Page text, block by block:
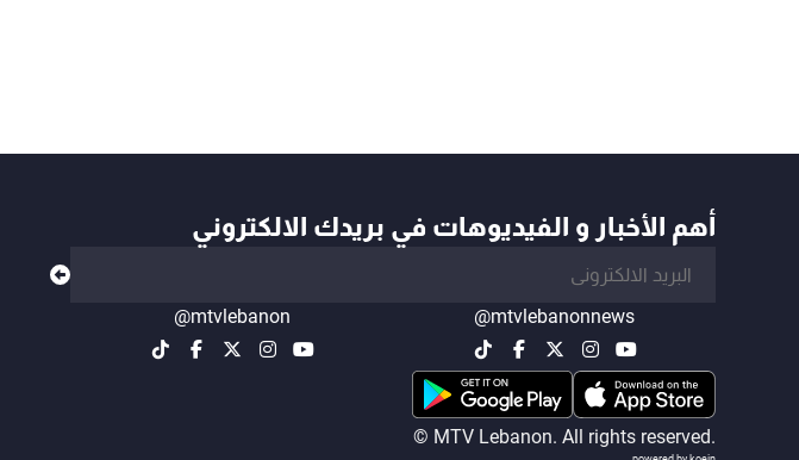
أهم الأخبار و الفيديوهات في بريدك الالكتروني
@mtvlebanonnews
@mtvlebanon
© MTV Lebanon. All rights reserved.